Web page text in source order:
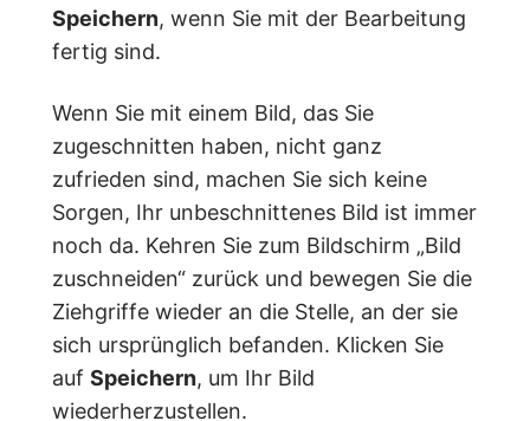
Speichern, wenn Sie mit der Bearbeitung
fertig sind.
Wenn Sie mit einem Bild, das Sie
zugeschnitten haben, nicht ganz
zufrieden sind, machen Sie sich keine
Sorgen, Ihr unbeschnittenes Bild ist immer
noch da. Kehren Sie zum Bildschirm „Bild
zuschneiden“ zurück und bewegen Sie die
Ziehgriffe wieder an die Stelle, an der sie
sich ursprünglich befanden. Klicken Sie
auf Speichern, um Ihr Bild
wiederherzustellen.